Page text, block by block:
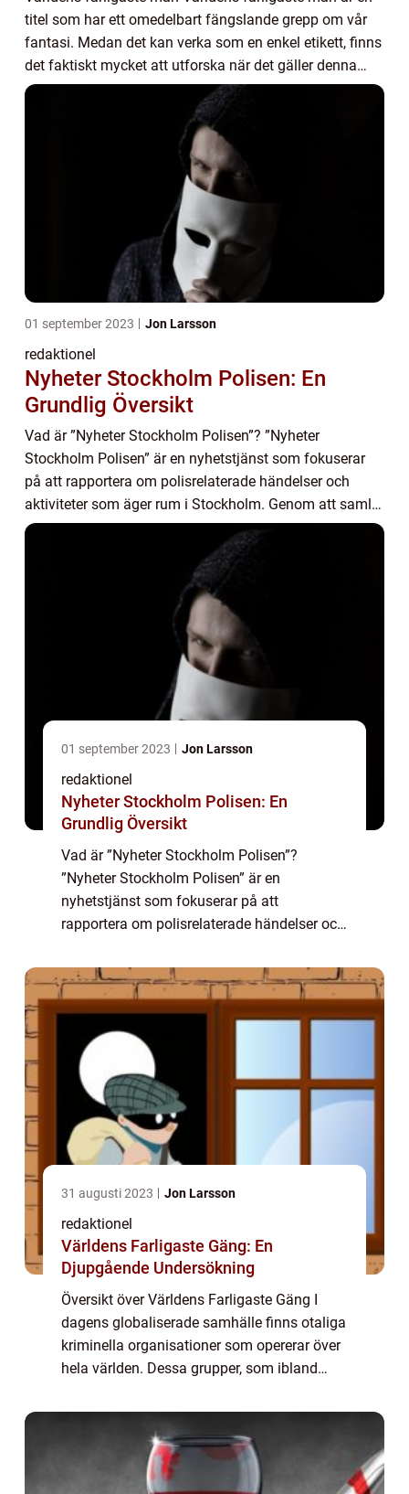
titel som har ett omedelbart fängslande grepp om vår
fantasi. Medan det kan verka som en enkel etikett, finns
det faktiskt mycket att utforska när det gäller denna
enigmatiska individ. I denna art...
01 september 2023 Jon Larsson
redaktionel
Nyheter Stockholm Polisen: En
Grundlig Översikt
Vad är ”Nyheter Stockholm Polisen”? ”Nyheter
Stockholm Polisen” är en nyhetstjänst som fokuserar
på att rapportera om polisrelaterade händelser och
aktiviteter som äger rum i Stockholm. Genom att samla
in och publicera informa...
01 september 2023 Jon Larsson
redaktionel
Nyheter Stockholm Polisen: En
Grundlig Översikt
Vad är ”Nyheter Stockholm Polisen”?
”Nyheter Stockholm Polisen” är en
nyhetstjänst som fokuserar på att
rapportera om polisrelaterade händelser och
Genom att samla in och publicera informa...
31 augusti 2023 Jon Larsson
redaktionel
Världens Farligaste Gäng: En
Djupgående Undersökning
Översikt över Världens Farligaste Gäng I
dagens globaliserade samhälle finns otaliga
kriminella organisationer som opererar över
hela världen. Dessa grupper, som ibland
hot mot säkerheten och d...